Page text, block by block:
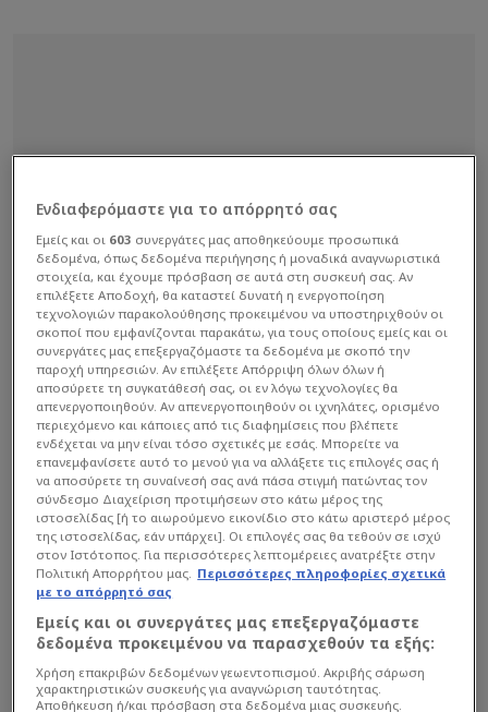
Ενδιαφερόμαστε για το απόρρητό σας
Εμείς και οι 603 συνεργάτες μας αποθηκεύουμε προσωπικά
δεδομένα, όπως δεδομένα περιήγησης ή μοναδικά αναγνωριστικά
στοιχεία, και έχουμε πρόσβαση σε αυτά στη συσκευή σας. Αν
επιλέξετε Αποδοχή, θα καταστεί δυνατή η ενεργοποίηση
τεχνολογιών παρακολούθησης προκειμένου να υποστηριχθούν οι
σκοποί που εμφανίζονται παρακάτω, για τους οποίους εμείς και οι
συνεργάτες μας επεξεργαζόμαστε τα δεδομένα με σκοπό την
παροχή υπηρεσιών. Αν επιλέξετε Απόρριψη όλων όλων ή
αποσύρετε τη συγκατάθεσή σας, οι εν λόγω τεχνολογίες θα
απενεργοποιηθούν. Αν απενεργοποιηθούν οι ιχνηλάτες, ορισμένο
περιεχόμενο και κάποιες από τις διαφημίσεις που βλέπετε
ενδέχεται να μην είναι τόσο σχετικές με εσάς. Μπορείτε να
επανεμφανίσετε αυτό το μενού για να αλλάξετε τις επιλογές σας ή
να αποσύρετε τη συναίνεσή σας ανά πάσα στιγμή πατώντας τον
σύνδεσμο Διαχείριση προτιμήσεων στο κάτω μέρος της
ιστοσελίδας [ή το αιωρούμενο εικονίδιο στο κάτω αριστερό μέρος
της ιστοσελίδας, εάν υπάρχει]. Οι επιλογές σας θα τεθούν σε ισχύ
στον Ιστότοπος. Για περισσότερες λεπτομέρειες ανατρέξτε στην
Πολιτική Απορρήτου μας. Περισσότερες πληροφορίες σχετικά
με το απόρρητό σας
Εμείς και οι συνεργάτες μας επεξεργαζόμαστε
δεδομένα προκειμένου να παρασχεθούν τα εξής:
Χρήση επακριβών δεδομένων γεωεντοπισμού. Ακριβής σάρωση
χαρακτηριστικών συσκευής για αναγνώριση ταυτότητας.
Αποθήκευση ή/και πρόσβαση στα δεδομένα μιας συσκευής.